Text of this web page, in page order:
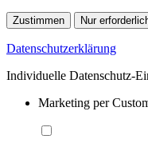
Zustimmen Nur
Datenschutzerklärung
Individuelle Datenschutz-
Marketing per